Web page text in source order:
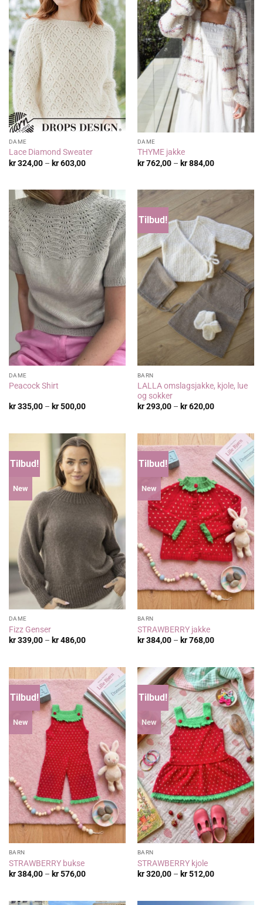
DAME
Lace Diamond Sweater
kr324,00 – kr603,00Prisområde:
DAME
THYME jakke
kr762,00 – kr884,00Prisområde:
DAME
Peacock Shirt
kr335,00 – kr500,00Prisområde:
Tilbud!
BARN
LALLA omslagsjakke, kjole, lue
og sokker
kr293,00 – kr620,00Prisområde:
Tilbud!
New
DAME
Fizz Genser
kr339,00 – kr486,00Prisområde:
Tilbud!
New
BARN
STRAWBERRY jakke
kr384,00 – kr768,00Prisområde:
Tilbud!
New
BARN
STRAWBERRY bukse
kr384,00 – kr576,00Prisområde:
Tilbud!
New
BARN
STRAWBERRY kjole
kr320,00 – kr512,00Prisområde: